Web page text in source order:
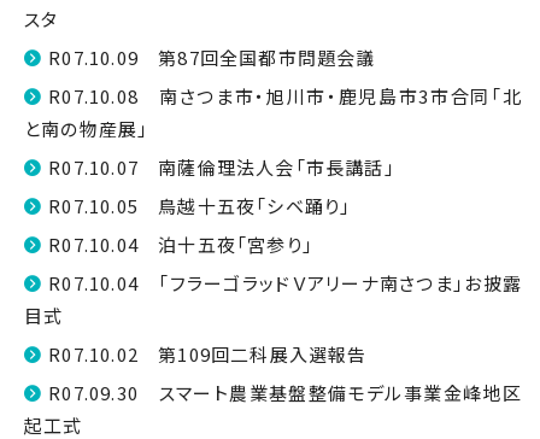
スタ
R07.10.09 第87回全国都市問題会議
R07.10.08 南さつま市・旭川市・鹿児島市3市合同「北
と南の物産展」
R07.10.07 南薩倫理法人会「市長講話」
R07.10.05 鳥越十五夜「シベ踊り」
R07.10.04 泊十五夜「宮参り」
R07.10.04 「フラーゴラッドＶアリーナ南さつま」お披露
目式
R07.10.02 第109回二科展入選報告
R07.09.30 スマート農業基盤整備モデル事業金峰地区
起工式